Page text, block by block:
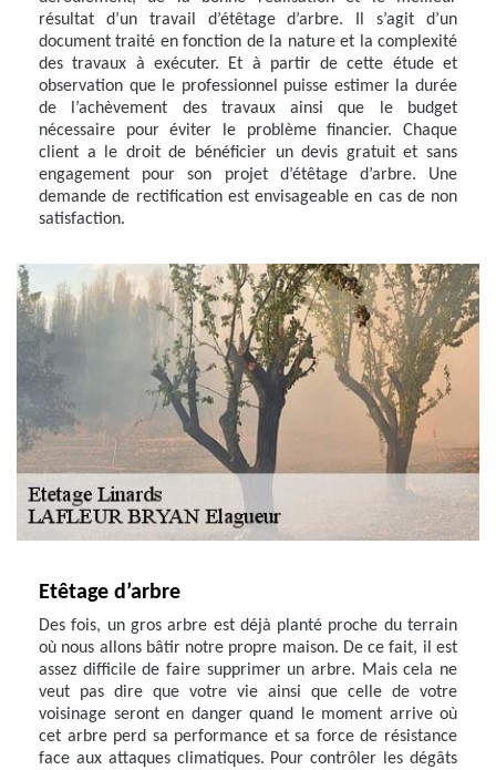
résultat d’un travail d’étêtage d’arbre. Il s’agit d’un
document traité en fonction de la nature et la complexité
des travaux à exécuter. Et à partir de cette étude et
observation que le professionnel puisse estimer la durée
de l’achèvement des travaux ainsi que le budget
nécessaire pour éviter le problème financier. Chaque
client a le droit de bénéficier un devis gratuit et sans
engagement pour son projet d’étêtage d’arbre. Une
demande de rectification est envisageable en cas de non
satisfaction.
Etêtage d’arbre
Des fois, un gros arbre est déjà planté proche du terrain
où nous allons bâtir notre propre maison. De ce fait, il est
assez difficile de faire supprimer un arbre. Mais cela ne
veut pas dire que votre vie ainsi que celle de votre
voisinage seront en danger quand le moment arrive où
cet arbre perd sa performance et sa force de résistance
face aux attaques climatiques. Pour contrôler les dégâts